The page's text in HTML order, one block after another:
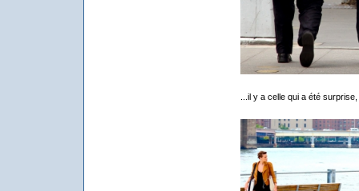
...il y a celle qui a été